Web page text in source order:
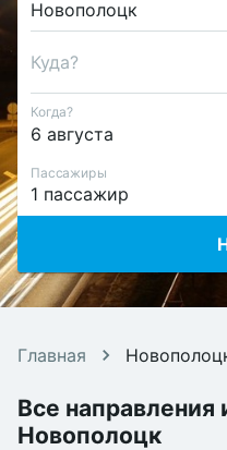
Куда?
Когда?
Пассажиры
Главная
Все направления
Новополоцк